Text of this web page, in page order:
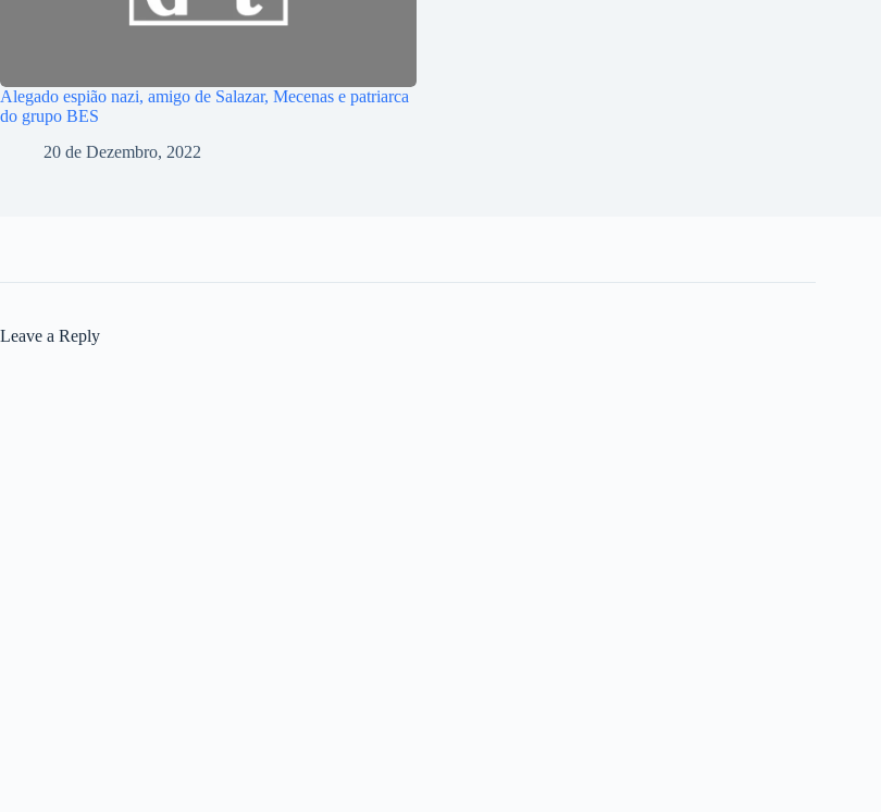
Alegado espião nazi, amigo de Salazar, Mecenas e patriarca
do grupo BES
20 de Dezembro, 2022
Leave a Reply